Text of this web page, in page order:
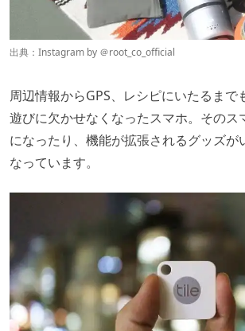
出典：Instagram by ＠root_co_official
周辺情報からGPS、レシピにいたるまで
遊びに欠かせなくなったスマホ。そのス
になったり、機能が拡張されるグッズが
なっています。